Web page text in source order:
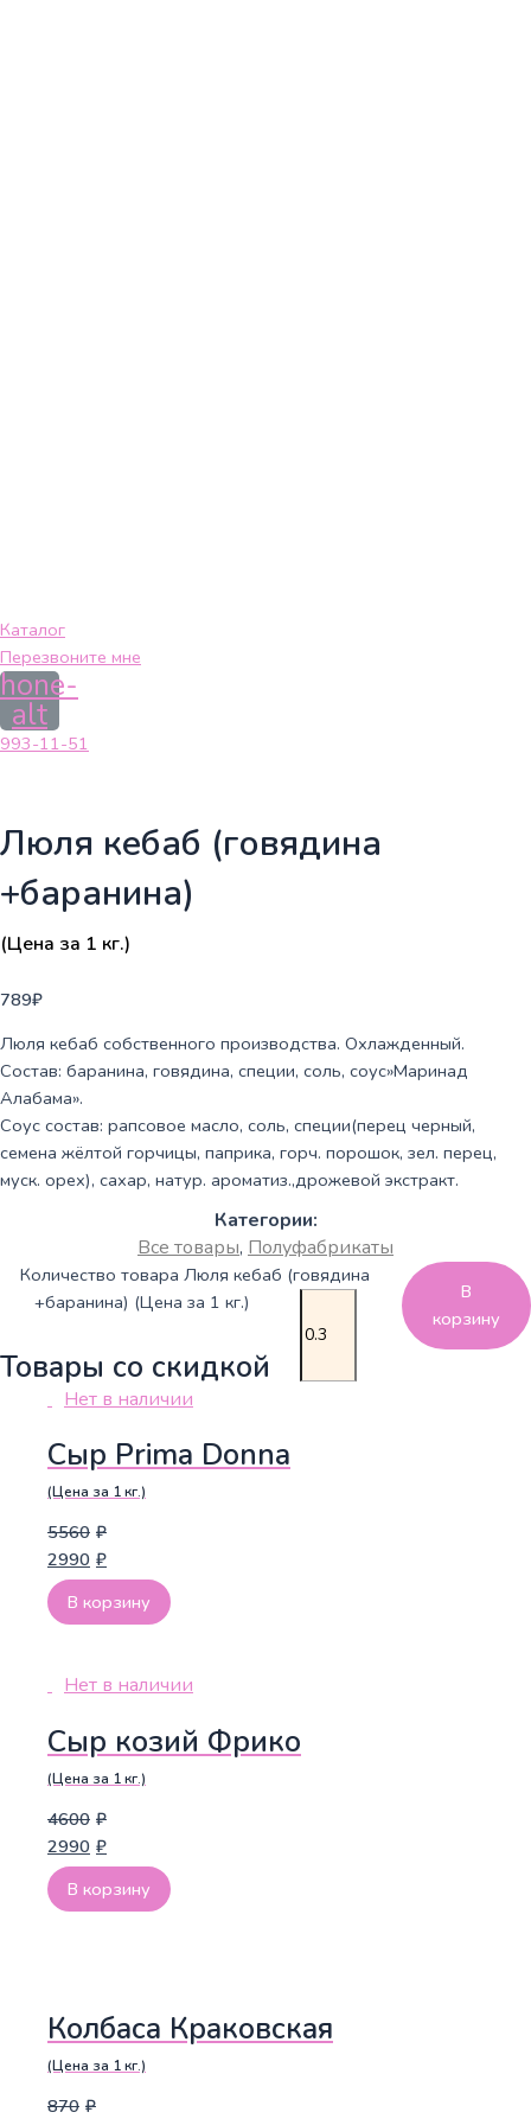
Каталог
Перезвоните мне
alt
993-11-51
Люля кебаб (говядина
+баранина)
(Цена за 1 кг.)
789₽
Люля кебаб собственного производства. Охлажденный.
Состав: баранина, говядина, специи, соль, соус»Маринад
Алабама».
Соус состав: рапсовое масло, соль, специи(перец черный,
семена жёлтой горчицы, паприка, горч. порошок, зел. перец,
муск. орех), сахар, натур. ароматиз.,дрожевой экстракт.
Категории:
Все товары, Полуфабрикаты
Количество товара Люля кебаб (говядина
+баранина) (Цена за 1 кг.)
В
корзину
Товары со скидкой
Нет в наличии
Сыр Prima Donna
(Цена за 1 кг.)
5560 ₽
2990 ₽
В корзину
Нет в наличии
Сыр козий Фрико
(Цена за 1 кг.)
4600 ₽
2990 ₽
В корзину
Колбаса Краковская
(Цена за 1 кг.)
870 ₽